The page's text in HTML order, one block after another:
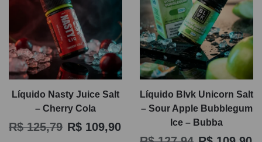
Líquido Nasty Juice Salt
– Cherry Cola
R$125,79 R$ 109,90
Líquido Blvk Unicorn Salt
– Sour Apple Bubblegum
Ice – Bubba